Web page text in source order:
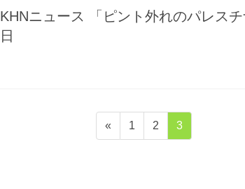
KHNニュース 「ピント外れのパレス
日
«
固
定
1
固
定
2
固
定
3